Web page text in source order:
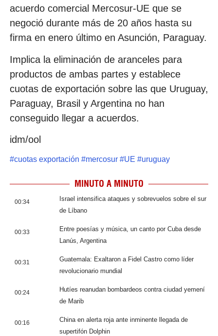
acuerdo comercial Mercosur-UE que se
negoció durante más de 20 años hasta su
firma en enero último en Asunción, Paraguay.
Implica la eliminación de aranceles para
productos de ambas partes y establece
cuotas de exportación sobre las que Uruguay,
Paraguay, Brasil y Argentina no han
conseguido llegar a acuerdos.
idm/ool
#cuotas exportación #mercosur #UE #uruguay
MINUTO A MINUTO
00:34
Israel intensifica ataques y sobrevuelos sobre el sur
de Líbano
00:33
Entre poesías y música, un canto por Cuba desde
Lanús, Argentina
00:31
Guatemala: Exaltaron a Fidel Castro como líder
revolucionario mundial
00:24
Hutíes reanudan bombardeos contra ciudad yemení
de Marib
00:16
China en alerta roja ante inminente llegada de
supertifón Dolphin